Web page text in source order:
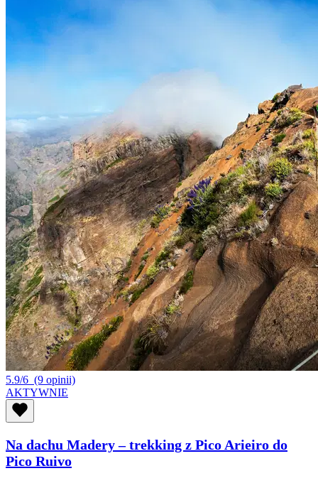
5.9/6 (9 opinii)
AKTYWNIE
Na dachu Madery – trekking z Pico Arieiro do
Pico Ruivo